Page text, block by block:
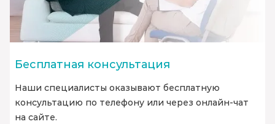
Бесплатная консультация
Наши специалисты оказывают бесплатную
консультацию по телефону или через онлайн-чат
на сайте.